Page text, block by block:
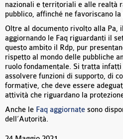
nazionali e territoriali e alle realtà
pubblico, affinché ne favoriscano
Oltre al documento rivolto alla Pa,
aggiornando le Faq riguardanti il
questo ambito il Rdp, pur
rispetto al mondo delle pubbliche
ruolo fondamentale. Si tratta
assolvere funzioni di supporto, di
formative, che deve essere
attività che riguardano la
Anche le Faq aggiornate sono
dell’Autorità.